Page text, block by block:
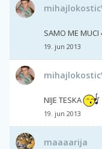
SAMO ME MUCI
19. jun 2013
NIJE TESKA
19. jun 2013
maaaarija